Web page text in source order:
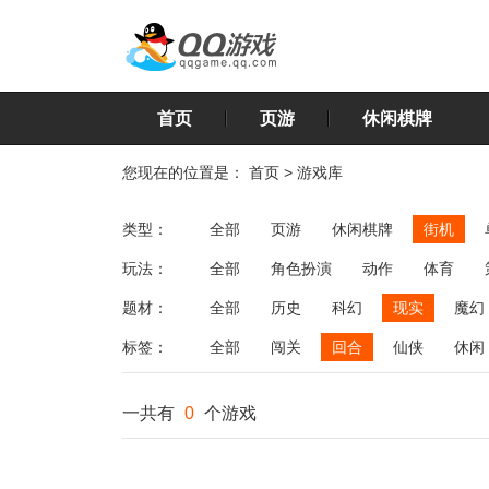
首页 页游 休闲棋牌
您现在的位置是： 首页 > 游戏库
类型： 全部 页游 休闲棋牌 街机
玩法： 全部 角色扮演 动作 体育
飞行
恋爱 第三人称射击 棋类
题材： 全部 历史 科幻 现实 魔幻
标签： 全部 闯关 回合 仙侠 休闲
一共有 0 个游戏